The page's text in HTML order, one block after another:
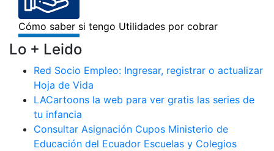
Lo + Leido
Red Socio Empleo: Ingresar, registrar o actualizar
Hoja de Vida
LACartoons la web para ver gratis las series de
tu infancia
Consultar Asignación Cupos Ministerio de
Educación del Ecuador Escuelas y Colegios